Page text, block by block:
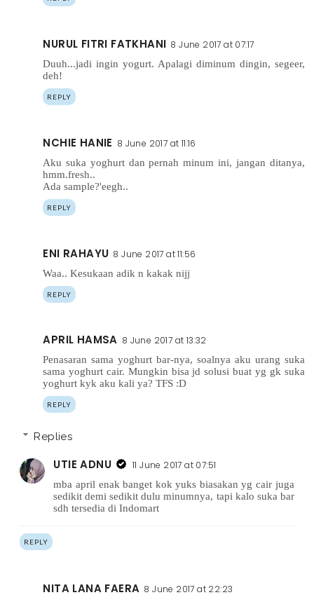
NURUL FITRI FATKHANI 8 June 2017 at 07:17
Duuh...jadi ingin yogurt. Apalagi diminum dingin, segeer,
deh!
REPLY
NCHIE HANIE 8 June 2017 at 11:16
Aku suka yoghurt dan pernah minum ini, jangan ditanya,
hmm.fresh..
Ada sample?'eegh..
REPLY
ENI RAHAYU 8 June 2017 at 11:56
Waa.. Kesukaan adik n kakak nijj
REPLY
APRIL HAMSA 8 June 2017 at 13:32
Penasaran sama yoghurt bar-nya, soalnya aku urang suka
sama yoghurt cair. Mungkin bisa jd solusi buat yg gk suka
yoghurt kyk aku kali ya? TFS :D
REPLY
Replies
UTIE ADNU 11 June 2017 at 07:51
mba april enak banget kok yuks biasakan yg cair juga
sedikit demi sedikit dulu minumnya, tapi kalo suka bar
sdh tersedia di Indomart
REPLY
NITA LANA FAERA 8 June 2017 at 22:23